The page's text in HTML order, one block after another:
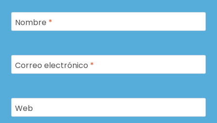
Nombre *
Correo electrónico *
Web